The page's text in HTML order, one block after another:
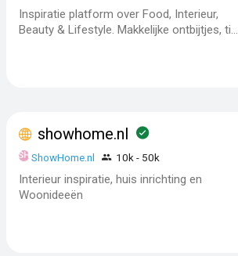
Inspiratie platform over Food, Interieur,
Beauty & Lifestyle. Makkelijke ontbijtjes, ti...
showhome.nl
ShowHome.nl 10k - 50k
Interieur inspiratie, huis inrichting en
Woonideeën